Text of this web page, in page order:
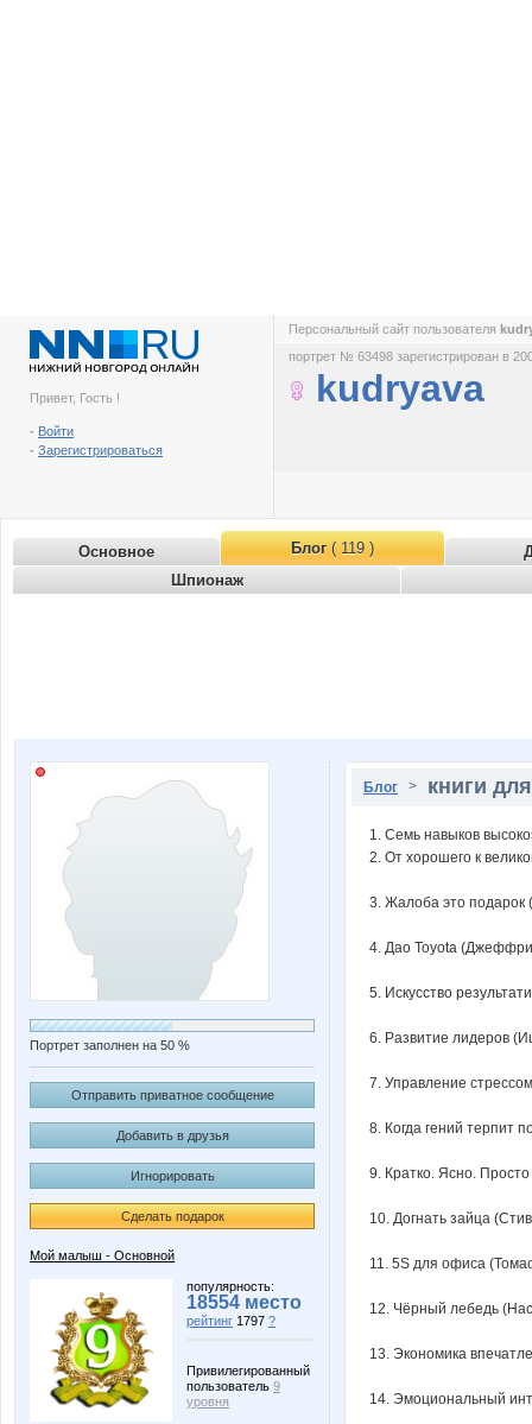
Привет, Гость !
- Войти
- Зарегистрироваться
Персональный сайт пользователя
портрет № 63498 зарегистрирован в
kudryava
Основное Блог( 119 )
Шпионаж
Портрет заполнен на 50 %
Отправить приватное сообщение
Добавить в друзья
Игнорировать
Сделать подарок
Мой малыш - Основной
популярность:
18554 место
рейтинг 1797 ?
Привилегированный
пользователь 9
уровня
Блог > книги
1. Семь навыков
2. От хорошего к
3. Жалоба это подарок
4. Дао Toyota
5. Искусство
6. Развитие лидеров
7. Управление
8. Когда гений терпит
9. Кратко. Ясно.
10. Догнать зайца
11. 5S для офиса
12. Чёрный лебедь
13. Экономика
14. Эмоциональный